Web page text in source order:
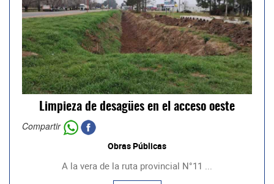
Limpieza de desagües en el acceso oeste
Compartir
Obras Públicas
A la vera de la ruta provincial N°11 ...